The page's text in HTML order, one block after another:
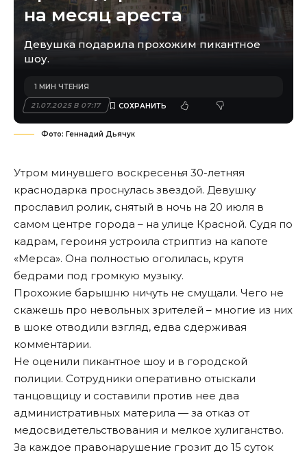
на месяц ареста
Девушка подарила прохожим пикантное
шоу.
21.07.2025 В 07:17
1 МИН ЧТЕНИЯ
Фото: Геннадий Дьячук
Утром минувшего воскресенья 30-летняя
краснодарка проснулась звездой. Девушку
прославил ролик, снятый в ночь на 20 июля в
самом центре города – на улице Красной. Судя по
кадрам, героиня устроила стриптиз на капоте
«Мерса». Она полностью оголилась, крутя
бедрами под громкую музыку.
Прохожие барышню ничуть не смущали. Чего не
скажешь про невольных зрителей – многие из них
в шоке отводили взгляд, едва сдерживая
комментарии.
Не оценили пикантное шоу и в городской
полиции. Сотрудники оперативно отыскали
танцовщицу и составили против нее два
административных материла — за отказ от
медосвидетельствования и мелкое хулиганство.
За каждое правонарушение грозит до 15 суток